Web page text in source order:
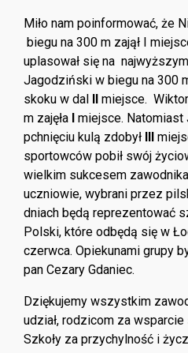
Miło nam poinformować, że
biegu na 300 m zajął I
uplasował się na
Jagodziński w biegu na 300
skoku w dal II miejsce.
m zajęła I miejsce. Natomiast
pchnięciu kulą zdobył III
sportowców pobił swój
wielkim sukcesem
uczniowie, wybrani przez
dniach będą reprezentować
Polski, które odbędą się w
czerwca. Opiekunami grupy
pan Cezary Gdaniec.
Dziękujemy wszystkim
udział, rodzicom za
Szkoły za przychylność i